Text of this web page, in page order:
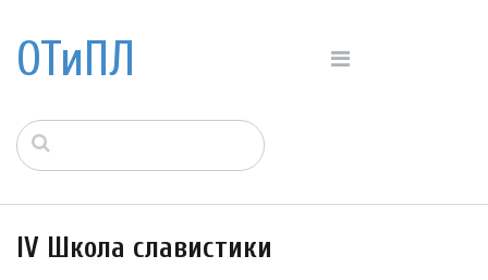
ОТиПЛ
IV Школа славистики